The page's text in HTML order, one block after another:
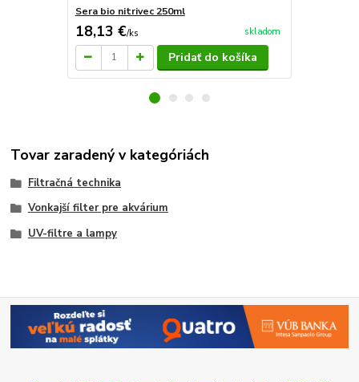
Sera bio nitrivec 250ml
18,13 €/ks skladom
Pridať do košíka
Tovar zaradený v kategóriách
Filtračná technika
Vonkajší filter pre akvárium
UV-filtre a lampy